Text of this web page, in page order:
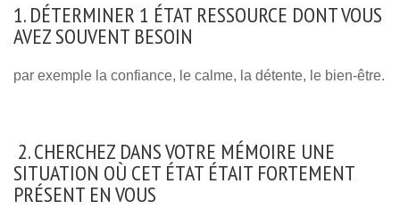
1. DÉTERMINER 1 ÉTAT RESSOURCE DONT VOUS
AVEZ SOUVENT BESOIN
par exemple la confiance, le calme, la détente, le bien-être.
2. CHERCHEZ DANS VOTRE MÉMOIRE UNE
SITUATION OÙ CET ÉTAT ÉTAIT FORTEMENT
PRÉSENT EN VOUS